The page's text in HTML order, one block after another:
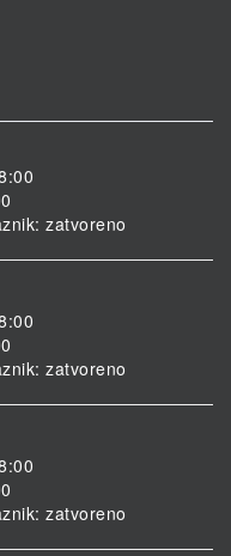
zatvoreno
zatvoreno
zatvoreno